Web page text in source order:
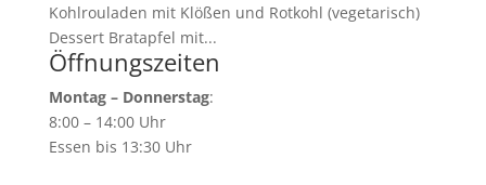
Kohlrouladen mit Klößen und Rotkohl (vegetarisch)
Dessert Bratapfel mit...
Öffnungszeiten
Montag – Donnerstag:
8:00 – 14:00 Uhr
Essen bis 13:30 Uhr